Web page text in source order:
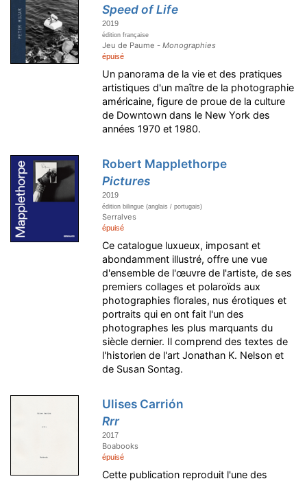
Speed of Life
2019
édition française
Jeu de Paume -Monographies
épuisé
Un panorama de la vie et des pratiques
artistiques d'un maître de la photographie
américaine, figure de proue de la culture
de Downtown dans le New York des
années 1970 et 1980.
Robert Mapplethorpe
Pictures
2019
édition bilingue (anglais / portugais)
Serralves
épuisé
Ce catalogue luxueux, imposant et
abondamment illustré, offre une vue
d'ensemble de l'œuvre de l'artiste, de ses
premiers collages et polaroïds aux
photographies florales, nus érotiques et
portraits qui en ont fait l'un des
photographes les plus marquants du
siècle dernier. Il comprend des textes de
l'historien de l'art Jonathan K. Nelson et
de Susan Sontag.
Ulises Carrión
Rrr
2017
Boabooks
épuisé
Cette publication reproduit l'une des